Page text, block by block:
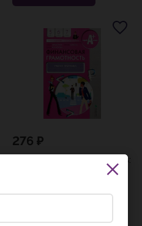
276 ₽
Финансовая грамотность:
учебная программа 5-7